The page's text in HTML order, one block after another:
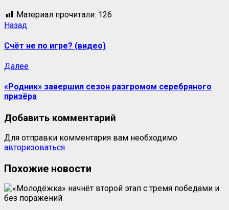
Материал прочитали: 126
Назад
Счёт не по игре? (видео)
Далее
«Родник» завершил сезон разгромом серебряного
призёра
Добавить комментарий
Для отправки комментария вам необходимо
авторизоваться.
Похожие новости